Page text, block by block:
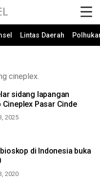
Lintas Daerah
cineplex.
sidang lapangan
Pasar Cinde
2025
di Indonesia buka
2020